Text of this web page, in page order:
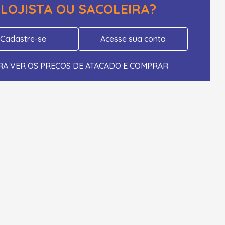
LOJISTA OU SACOLEIRA?
Cadastre-se Acesse sua conta
VER OS PREÇOS DE ATACADO E COMPRAR